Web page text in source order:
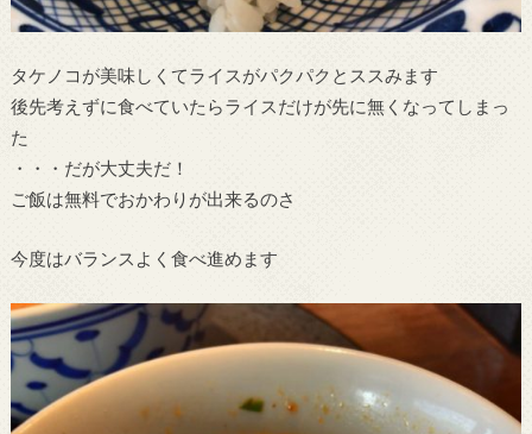
タケノコが美味しくてライスがパクパクとススみます
後先考えずに食べていたらライスだけが先に無くなってしまっ
た
・・・だが大丈夫だ！
ご飯は無料でおかわりが出来るのさ
今度はバランスよく食べ進めます